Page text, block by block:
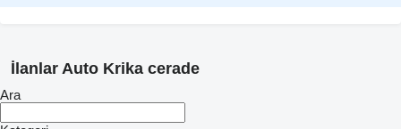
İlanlar Auto Krika cerade
Ara